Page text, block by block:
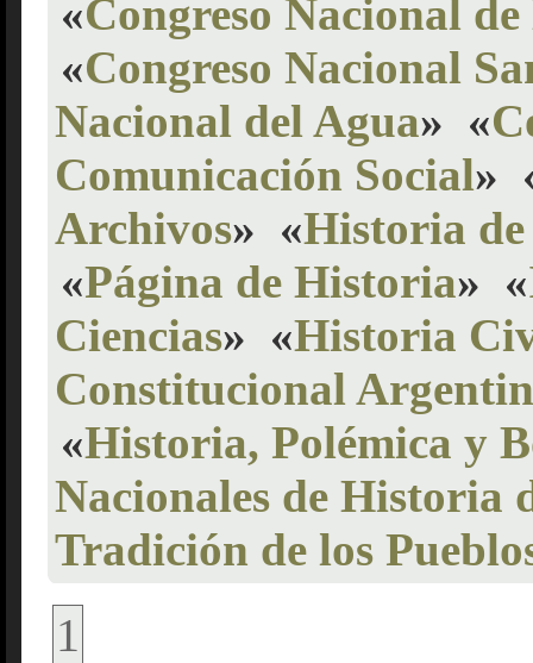
«Congreso Nacional
«Congreso Nacional
Nacional del Agua» «
Comunicación Social»
Archivos» «Historia de
«Página de Historia» «
Ciencias» «Historia
Constitucional
«Historia, Polémica y
Nacionales de Historia
Tradición de los
1